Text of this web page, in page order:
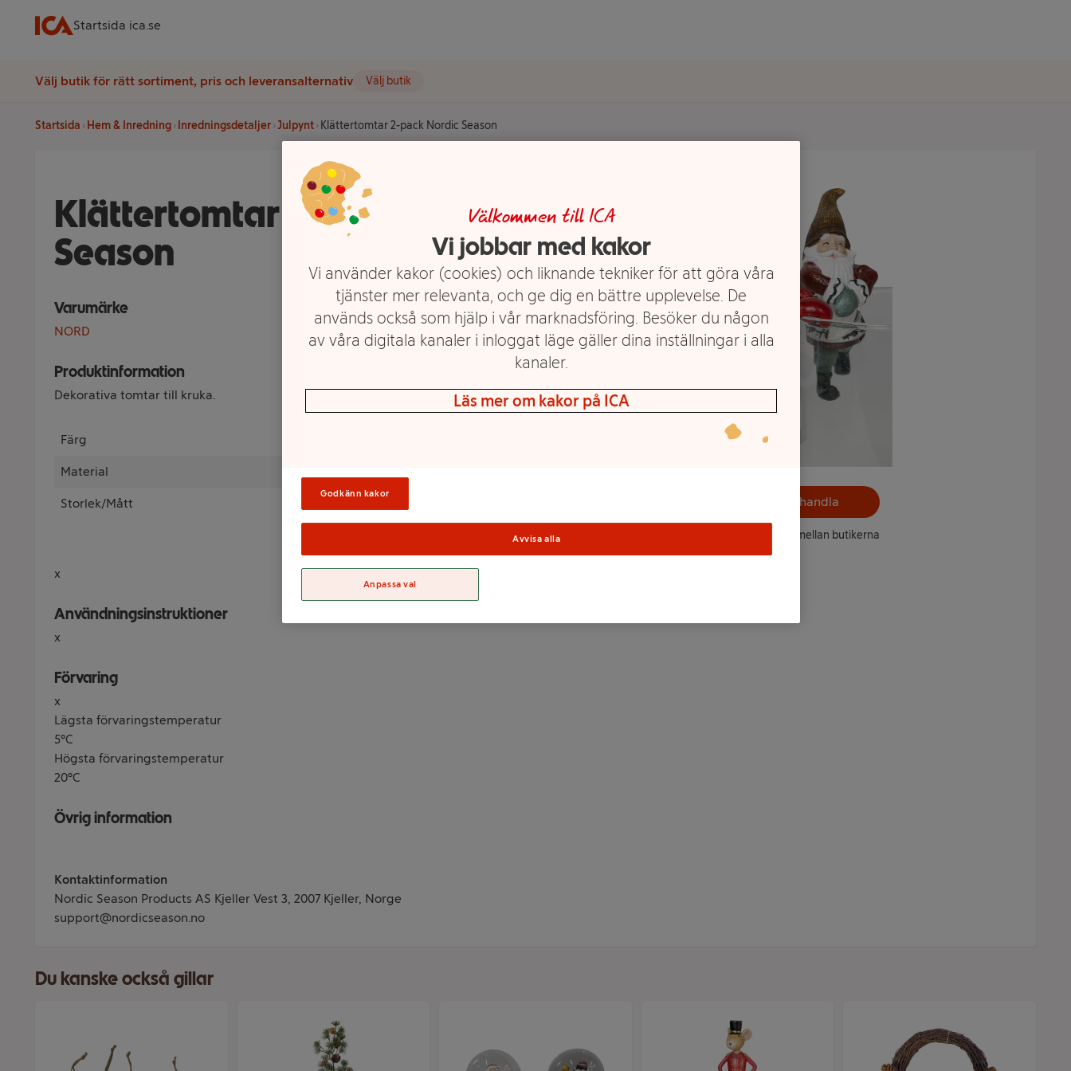
Startsida ica.se
Välj butik för rätt sortiment, pris och leveransalternativ Välj butik
Startsida Hem & Inredning Inredningsdetaljer Julpynt Klättertomtar 2-pack Nordic Season
Klättertomtar 2-pack Nordic
Season
Varumärke
NORD
Produktinformation
Dekorativa tomtar till kruka.
Färg
Material
Storlek/Mått
x
Användningsinstruktioner
x
Förvaring
x
Lägsta förvaringstemperatur
5°C
Högsta förvaringstemperatur
20°C
Övrig information
Kontaktinformation
Nordic Season Products AS Kjeller Vest 3, 2007 Kjeller, Norge
support@nordicseason.no
Välj butik och handla
Sortimentet kan variera mellan butikerna
Du kanske också gillar
Välkommen till ICA
Vi jobbar med kakor
Vi använder kakor (cookies) och liknande tekniker för att göra våra
tjänster mer relevanta, och ge dig en bättre upplevelse. De
används också som hjälp i vår marknadsföring. Besöker du någon
av våra digitala kanaler i inloggat läge gäller dina inställningar i alla
kanaler.
Läs mer om kakor på ICA
Godkänn kakor
Avvisa alla
Anpassa val